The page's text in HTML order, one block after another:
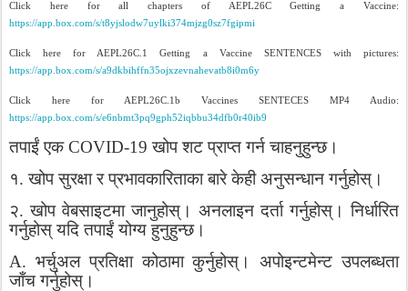
Click here for all chapters of AEPL26C Getting a Vaccine:
https://app.box.com/s/t8yjslodw7uylki374mjzg0sz7fgipmi
Click here for AEPL26C.1 Getting a Vaccine SENTENCES with pictures:
https://app.box.com/s/a9dkbihffn35ojxzevnahevatb8i0m6y
Click here for AEPL26C.1b Vaccines SENTECES MP4 Audio:
https://app.box.com/s/e6nbmt3pq9gph52iqbbu34dfb0r40ib9
तपाईं एकCOVID-19खोप शट प्राप्त गर्न चाहनुहुन्छ।
१.खोप सुरक्षा र प्रभावकारिताका बारे केही अनुसन्धान गर्नुहोस्।
२.खोप वेबसाइटमा जानुहोस्। अनलाइन दर्ता गर्नुहोस्। निर्धारित
गर्नुहोस् यदि तपाईं योग्य हुनुहुन्छ।
A. भर्चुअल प्रतिक्षा कोठामा कुर्नुहोस्। अपोइन्टमेन्ट उपलब्धता
जाँच गर्नुहोस्।